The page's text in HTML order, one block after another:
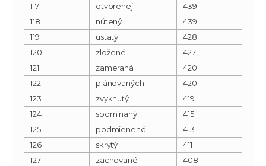
117
otvorenej
439
118
nútený
439
119
ustatý
428
120
zložené
427
121
zameraná
420
122
plánovaných
420
123
zvyknutý
419
124
spomínaný
415
125
podmienené
413
126
skrytý
411
127
zachované
408